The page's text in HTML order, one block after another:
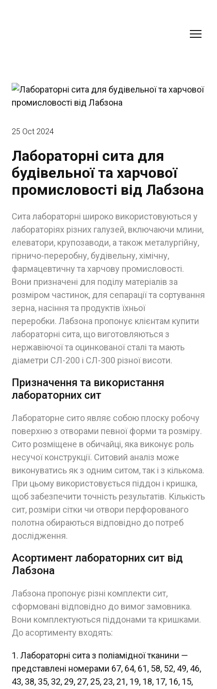
25 Oct 2024
Лабораторні сита для
будівельної та харчової
промисловості від Лабзона
Сита лабораторні широко використовуються у
лабораторіях різних галузей, включаючи млини,
елеватори, крупозаводи, а також металургійну,
гірничо-переробну, будівельну, хімічну,
фармацевтичну та харчову промисловості.
Вони призначені для поділу матеріалів за
розміром частинок, для сепарації та сортування
зерна, насіння та продуктів їхньої
переробки. Лабзона пропонує клієнтам купити
лабораторні сита, що виготовляються з
нержавіючої та оцинкованої сталі та мають
діаметри СЛ-200 і СЛ-300 різної висоти.
Призначення та використання
лабораторних сит
Лабораторне сито являє собою плоску робочу
поверхню з отворами певної форми та розміру.
Сито розміщене в обичайці, яка виконує роль
несучої конструкції. Ситовий аналіз може
виконуватись як з одним ситом, так і з кількома.
При цьому використовується піддон і кришка,
щоб забезпечити точність результатів. Кількість
сит, розміри сітки чи отвори перфорованого
полотна обираються відповідно до потреб
дослідження.
Асортимент лабораторних сит від
Лабзона
Лабзона пропонує різні комплекти сит,
сформовані відповідно до вимог замовника.
Вони комплектуються піддонами та кришками.
До асортименту входять:
Лабораторні сита з поліамідної тканини —
представлені номерами 67, 64, 61, 58, 52, 49, 46,
43, 38, 35, 32, 29, 27, 25, 23, 21, 19, 18, 17, 16, 15,